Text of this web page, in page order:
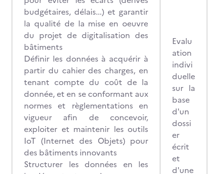
budgétaires, délais...) et garantir
la qualité de la mise en oeuvre
du projet de digitalisation des
bâtiments
Définir les données à acquérir à
partir du cahier des charges, en
tenant compte du coût de la
donnée, et en se conformant aux
normes et règlementations en
vigueur afin de concevoir,
exploiter et maintenir les outils
IoT (Internet des Objets) pour
des bâtiments innovants
Structurer les données en les
Evalu
ation
indivi
duelle
sur la
base
d'un
dossi
er
écrit
et
d'une